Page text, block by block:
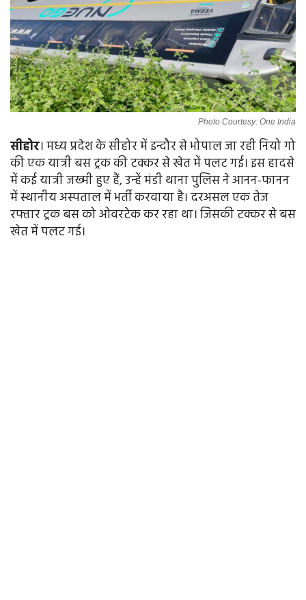
Photo Courtesy: One India
सीहोर। मध्य प्रदेश के सीहोर में इन्दौर से भोपाल जा रही नियो गो
की एक यात्री बस ट्रक की टक्कर से खेत में पलट गई। इस हादसे
में कई यात्री जख्मी हुए हैं, उन्हें मंडी थाना पुलिस ने आनन-फानन
में स्थानीय अस्पताल में भर्ती करवाया है। दरअसल एक तेज
रफ्तार ट्रक बस को ओवरटेक कर रहा था। जिसकी टक्कर से बस
खेत में पलट गई।